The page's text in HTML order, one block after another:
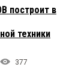
построит в
техники
377